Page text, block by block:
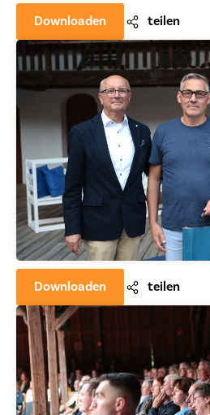
Downloaden teilen
Downloaden teilen